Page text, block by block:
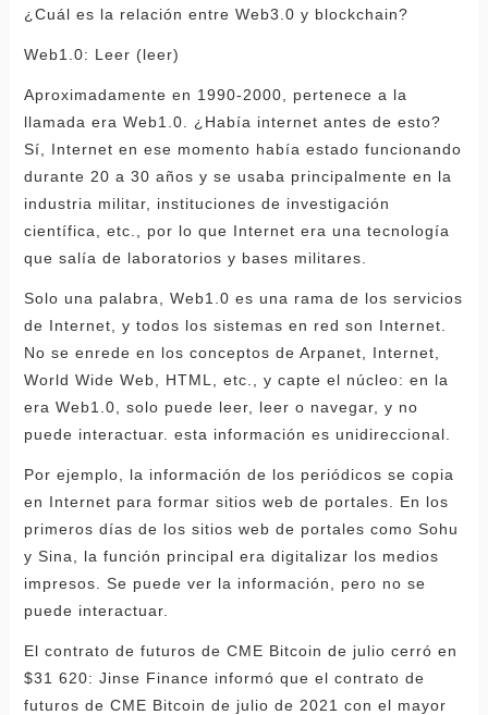
¿Cuál es la relación entre Web3.0 y blockchain?
Web1.0: Leer (leer)
Aproximadamente en 1990-2000, pertenece a la
llamada era Web1.0. ¿Había internet antes de esto?
Sí, Internet en ese momento había estado funcionando
durante 20 a 30 años y se usaba principalmente en la
industria militar, instituciones de investigación
científica, etc., por lo que Internet era una tecnología
que salía de laboratorios y bases militares.
Solo una palabra, Web1.0 es una rama de los servicios
de Internet, y todos los sistemas en red son Internet.
No se enrede en los conceptos de Arpanet, Internet,
World Wide Web, HTML, etc., y capte el núcleo: en la
era Web1.0, solo puede leer, leer o navegar, y no
puede interactuar. esta información es unidireccional.
Por ejemplo, la información de los periódicos se copia
en Internet para formar sitios web de portales. En los
primeros días de los sitios web de portales como Sohu
y Sina, la función principal era digitalizar los medios
impresos. Se puede ver la información, pero no se
puede interactuar.
El contrato de futuros de CME Bitcoin de julio cerró en
$31 620: Jinse Finance informó que el contrato de
futuros de CME Bitcoin de julio de 2021 con el mayor